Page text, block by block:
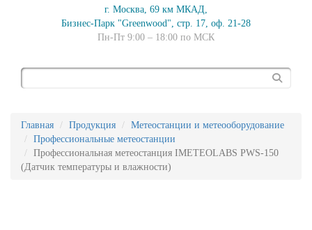
г. Москва, 69 км МКАД,
Бизнес-Парк "Greenwood", стр. 17, оф. 21-28
Пн-Пт 9:00 – 18:00 по МСК
Главная Продукция
Метеостанции и метеооборудование
Профессиональные метеостанции
Профессиональная метеостанция IMETEOLABS PWS-150
(Датчик температуры и влажности)